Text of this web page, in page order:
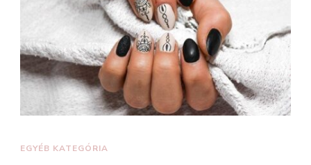
EGYÉB KATEGÓRIA